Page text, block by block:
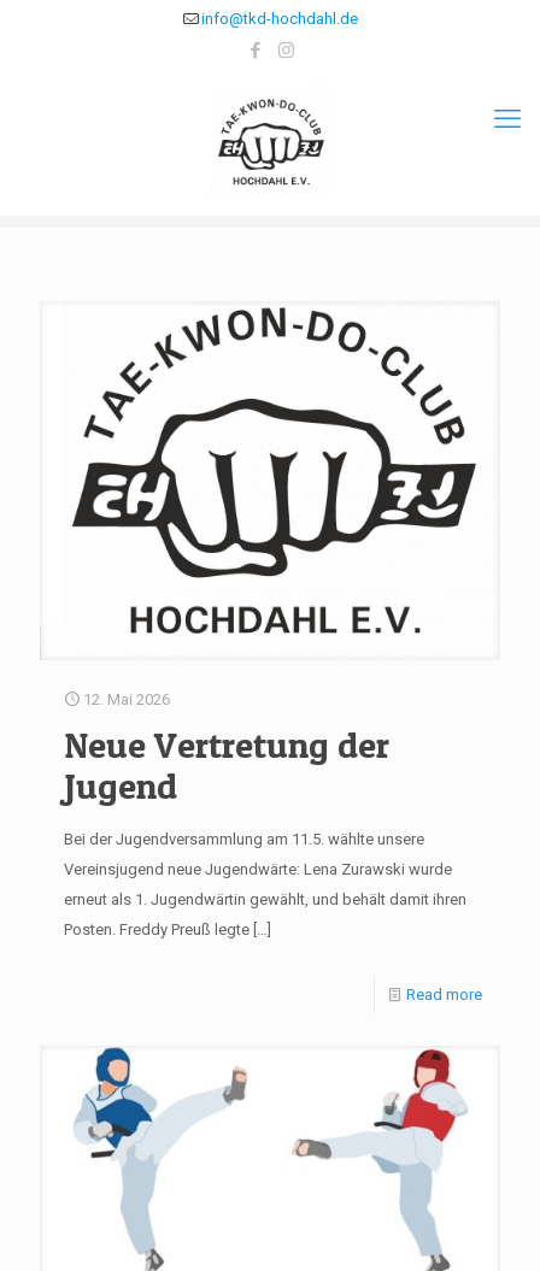
info@tkd-hochdahl.de
12. Mai 2026
Neue Vertretung der
Jugend
Bei der Jugendversammlung am 11.5. wählte unsere
Vereinsjugend neue Jugendwärte: Lena Zurawski wurde
erneut als 1. Jugendwärtin gewählt, und behält damit ihren
Posten. Freddy Preuß legte […]
Read more